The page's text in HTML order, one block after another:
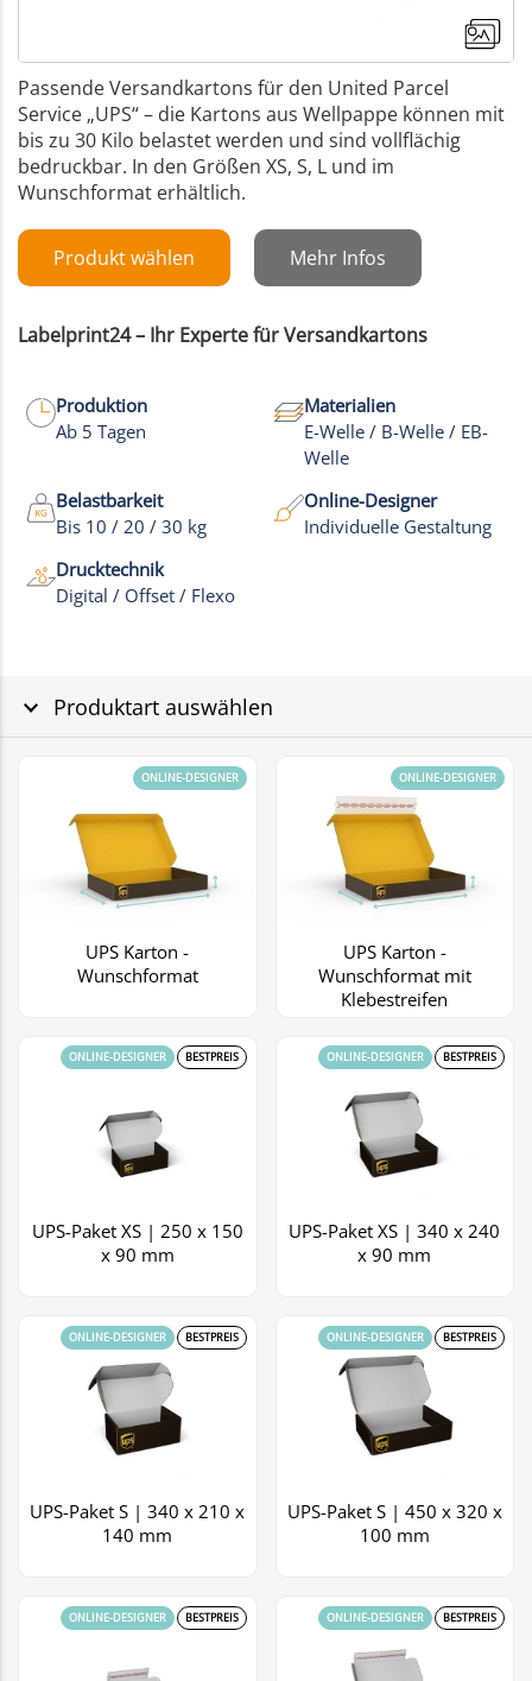
Passende Versandkartons für den United Parcel
Service „UPS“ – die Kartons aus Wellpappe können mit
bis zu 30 Kilo belastet werden und sind vollflächig
bedruckbar. In den Größen XS, S, L und im
Wunschformat erhältlich.
Produkt wählen Mehr Infos
Labelprint24 – Ihr Experte für Versandkartons
Produktion
Ab 5 Tagen
Materialien
E-Welle / B-Welle / EB-
Welle
Belastbarkeit
Bis 10 / 20 / 30 kg
Online-Designer
Individuelle Gestaltung
Drucktechnik
Digital / Offset / Flexo
Produktart auswählen
UPS Karton -
Wunschformat
ONLINE-DESIGNER
UPS Karton -
Wunschformat mit
Klebestreifen
ONLINE-DESIGNER
UPS-Paket XS | 250 x 150
x 90 mm
BESTPREIS
ONLINE-DESIGNER
UPS-Paket XS | 340 x 240
x 90 mm
BESTPREIS
ONLINE-DESIGNER
UPS-Paket S | 340 x 210 x
140 mm
BESTPREIS
ONLINE-DESIGNER
UPS-Paket S | 450 x 320 x
100 mm
BESTPREIS
ONLINE-DESIGNER
BESTPREIS
ONLINE-DESIGNER BESTPREIS
ONLINE-DESIGNER